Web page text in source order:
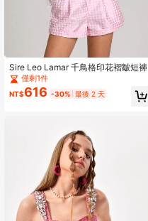
Sire Leo Lamar 千鳥格印花褶皺短褲
僅剩1件
NT$616 -30% 最後 2 天